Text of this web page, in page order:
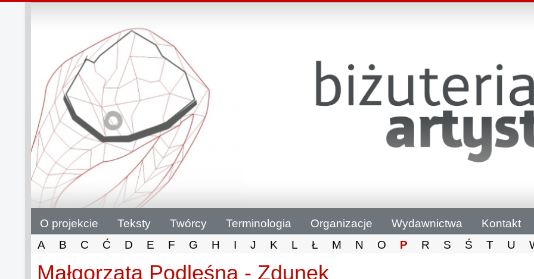
O projekcie Teksty Twórcy Terminologia Organizacje Wydawnictwa Kontakt
A
B C Ć D E F G H I J K L Ł M N O P R S Ś T U
Małgorzata Podleśna - Zdunek